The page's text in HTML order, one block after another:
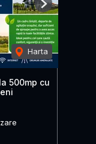
Harta
Next
500mp cu